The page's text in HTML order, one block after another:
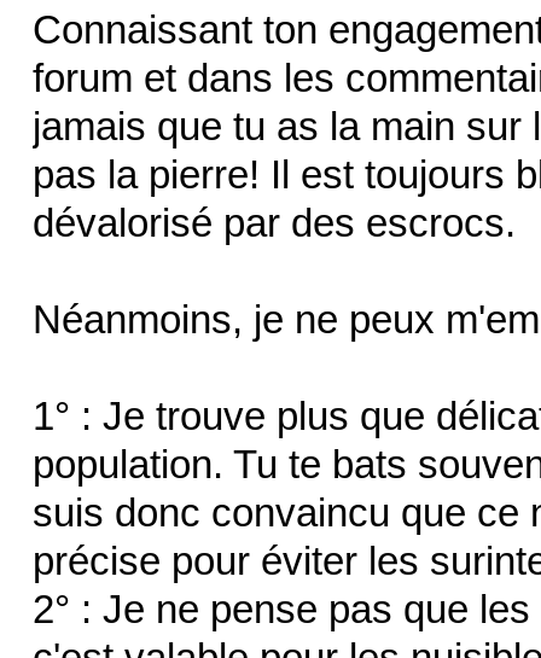
Connaissant ton
forum et dans les
jamais que tu as la main
pas la pierre! Il est toujours
dévalorisé par des escrocs.
Néanmoins, je ne peux
1° : Je trouve plus que
population. Tu te bats
suis donc convaincu que ce
précise pour éviter les
2° : Je ne pense pas que